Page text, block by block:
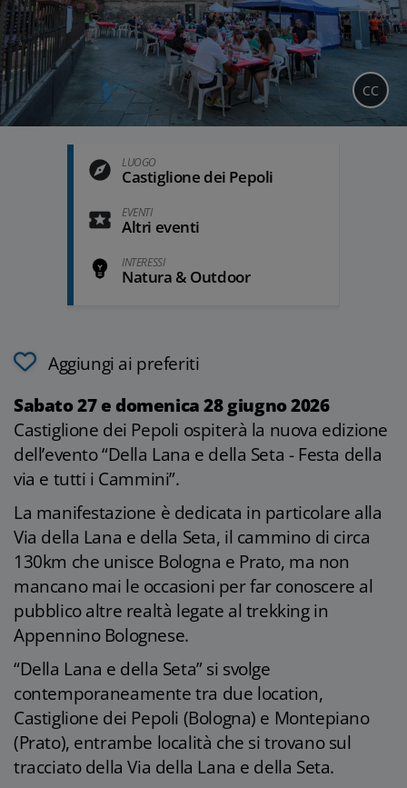
CC
LUOGO
Castiglione dei Pepoli
EVENTI
Altri eventi
INTERESSI
Natura & Outdoor
Aggiungi ai preferiti
Sabato 27 e domenica 28 giugno 2026
Castiglione dei Pepoli ospiterà la nuova edizione
dell’evento “Della Lana e della Seta - Festa della
via e tutti i Cammini”.
La manifestazione è dedicata in particolare alla
Via della Lana e della Seta, il cammino di circa
130km che unisce Bologna e Prato, ma non
mancano mai le occasioni per far conoscere al
pubblico altre realtà legate al trekking in
Appennino Bolognese.
“Della Lana e della Seta” si svolge
contemporaneamente tra due location,
Castiglione dei Pepoli (Bologna) e Montepiano
(Prato), entrambe località che si trovano sul
tracciato della Via della Lana e della Seta.